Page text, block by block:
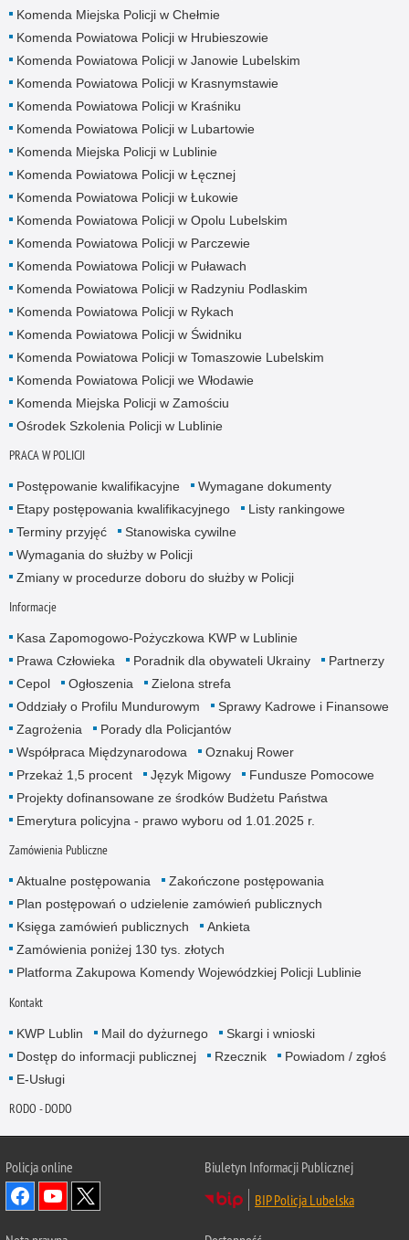
Komenda Miejska Policji w Chełmie
Komenda Powiatowa Policji w Hrubieszowie
Komenda Powiatowa Policji w Janowie Lubelskim
Komenda Powiatowa Policji w Krasnymstawie
Komenda Powiatowa Policji w Kraśniku
Komenda Powiatowa Policji w Lubartowie
Komenda Miejska Policji w Lublinie
Komenda Powiatowa Policji w Łęcznej
Komenda Powiatowa Policji w Łukowie
Komenda Powiatowa Policji w Opolu Lubelskim
Komenda Powiatowa Policji w Parczewie
Komenda Powiatowa Policji w Puławach
Komenda Powiatowa Policji w Radzyniu Podlaskim
Komenda Powiatowa Policji w Rykach
Komenda Powiatowa Policji w Świdniku
Komenda Powiatowa Policji w Tomaszowie Lubelskim
Komenda Powiatowa Policji we Włodawie
Komenda Miejska Policji w Zamościu
Ośrodek Szkolenia Policji w Lublinie
PRACA W POLICJI
Postępowanie kwalifikacyjne
Wymagane dokumenty
Etapy postępowania kwalifikacyjnego
Listy rankingowe
Terminy przyjęć
Stanowiska cywilne
Wymagania do służby w Policji
Zmiany w procedurze doboru do służby w Policji
Informacje
Kasa Zapomogowo-Pożyczkowa KWP w Lublinie
Prawa Człowieka
Poradnik dla obywateli Ukrainy
Partnerzy
Cepol
Ogłoszenia
Zielona strefa
Oddziały o Profilu Mundurowym
Sprawy Kadrowe i Finansowe
Zagrożenia
Porady dla Policjantów
Współpraca Międzynarodowa
Oznakuj Rower
Przekaż 1,5 procent
Język Migowy
Fundusze Pomocowe
Projekty dofinansowane ze środków Budżetu Państwa
Emerytura policyjna - prawo wyboru od 1.01.2025 r.
Zamówienia Publiczne
Aktualne postępowania
Zakończone postępowania
Plan postępowań o udzielenie zamówień publicznych
Księga zamówień publicznych
Ankieta
Zamówienia poniżej 130 tys. złotych
Platforma Zakupowa Komendy Wojewódzkiej Policji Lublinie
Kontakt
KWP Lublin Mail do dyżurnego
Skargi i wnioski
Dostęp do informacji publicznej
Rzecznik
Powiadom / zgłoś
E-Usługi
RODO - DODO
Policja online
Biuletyn Informacji Publicznej
BIP Policja Lubelska